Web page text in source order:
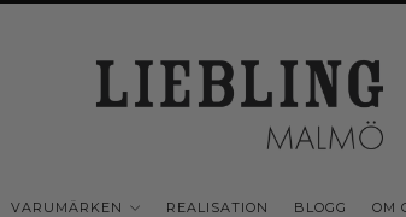
VARUMÄRKEN REALISATION BLOGG OM